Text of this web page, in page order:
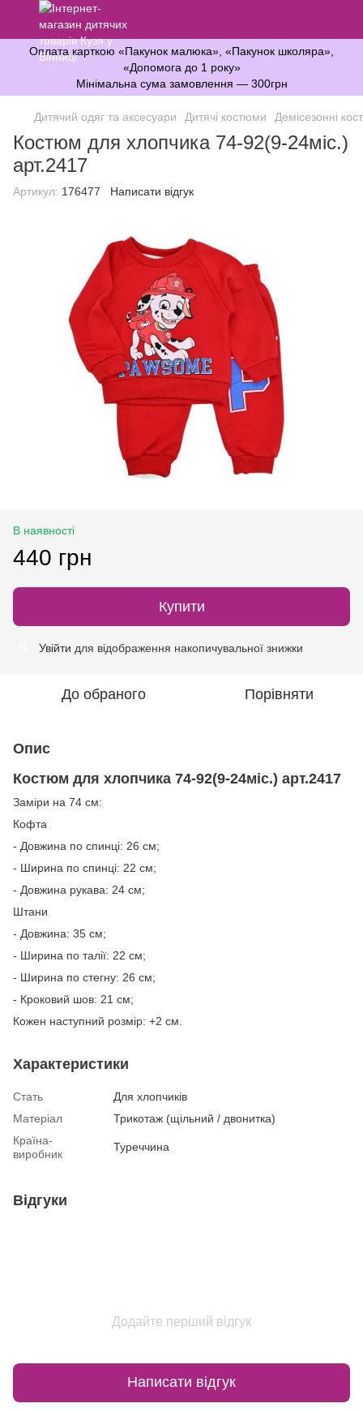
Оплата карткою «Пакунок малюка», «Пакунок школяра»,
«Допомога до 1 року»
Мінімальна сума замовлення — 300грн
Дитячий одяг та аксесуари Дитячі костюми Демісезонні
Костюм для хлопчика 74-92(9-24міс.)
арт.2417
Артикул: 176477 Написати відгук
В наявності
440 грн
Купити
Увійти для відображення накопичувальної знижки
До обраного Порівняти
Опис
Костюм для хлопчика 74-92(9-24міс.) арт.2417
Заміри на 74 см:
Кофта
- Довжина по спинці: 26 см;
- Ширина по спинці: 22 см;
- Довжина рукава: 24 см;
Штани
- Довжина: 35 см;
- Ширина по талії: 22 см;
- Ширина по стегну: 26 см;
- Кроковий шов: 21 см;
Кожен наступний розмір: +2 см.
Характеристики
Стать
Для хлопчиків
Матеріал
Трикотаж (щільний / двонитка)
Країна-
виробник
Туреччина
Відгуки
Додайте перший відгук
Написати відгук